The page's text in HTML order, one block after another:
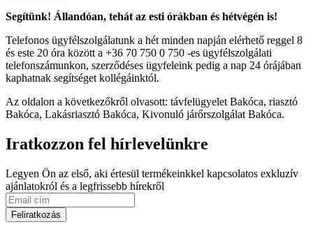
Segítünk! Állandóan, tehát az esti órákban és hétvégén is!
Telefonos ügyfélszolgálatunk a hét minden napján elérhető reggel 8
és este 20 óra között a +36 70 750 0 750 -es ügyfélszolgálati
telefonszámunkon, szerződéses ügyfeleink pedig a nap 24 órájában
kaphatnak segítséget kollégáinktól.
Az oldalon a következőkről olvasott: távfelügyelet Bakóca, riasztó
Bakóca, Lakásriasztó Bakóca, Kivonuló járőrszolgálat Bakóca.
Iratkozzon fel hírlevelünkre
Legyen Ön az első, aki értesül termékeinkkel kapcsolatos exkluzív
ajánlatokról és a legfrissebb hírekről
Feliratkozás